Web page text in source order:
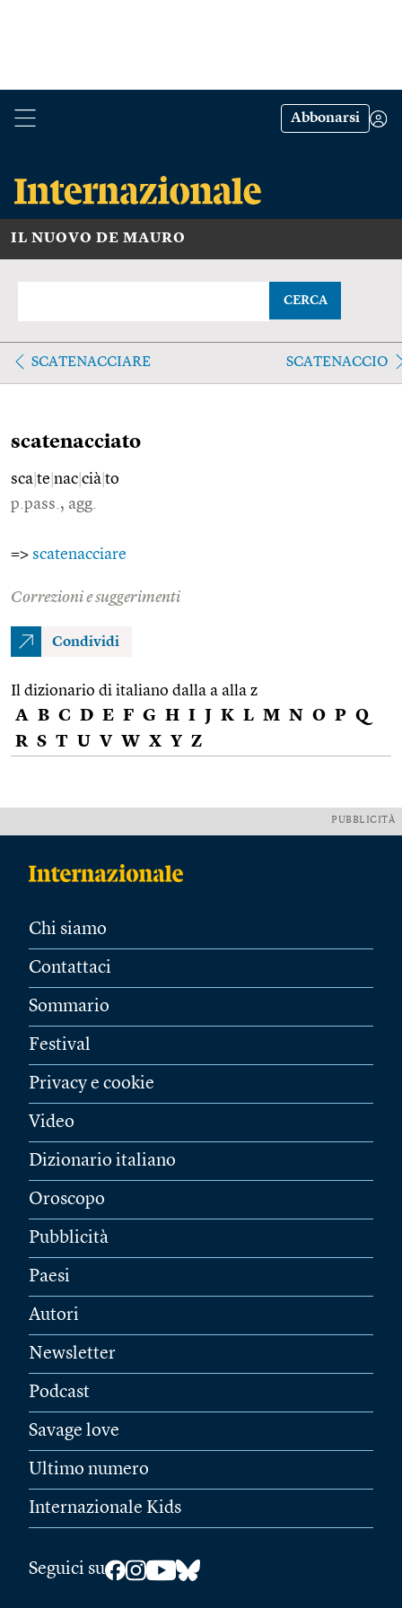
Abbonarsi
IL NUOVO DE MAURO
CERCA
SCATENACCIARE SCATENACCIO
scatenacciato
sca te nac cià to
p.pass., agg.
=> scatenacciare
Correzioni e suggerimenti
Condividi
Il dizionario di italiano dalla a alla z
A B C D E F G H I J K L M N O P Q
R S T U V W X Y Z
PUBBLICITÀ
Chi siamo
Contattaci
Sommario
Festival
Privacy e cookie
Video
Dizionario italiano
Oroscopo
Pubblicità
Paesi
Autori
Newsletter
Podcast
Savage love
Ultimo numero
Internazionale Kids
Seguici su